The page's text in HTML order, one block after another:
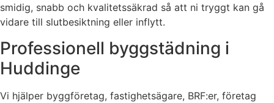
smidig, snabb och kvalitetssäkrad så att ni tryggt kan gå
vidare till slutbesiktning eller inflytt.
Professionell byggstädning i
Huddinge
Vi hjälper byggföretag, fastighetsägare, BRF:er, företag